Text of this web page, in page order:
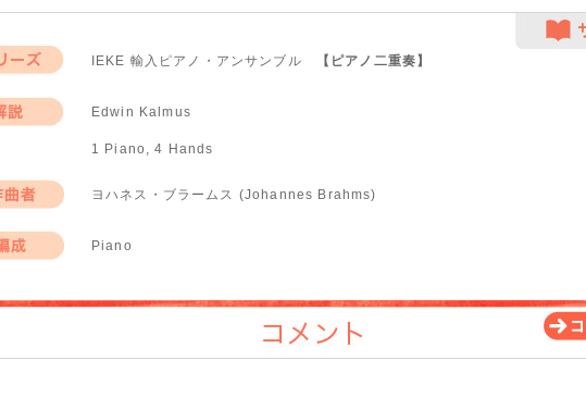
IEKE 輸入ピアノ・アンサンブル 【ピアノ二重奏】
Edwin Kalmus
1 Piano, 4 Hands
ヨハネス・ブラームス (Johannes Brahms)
Piano
コメント